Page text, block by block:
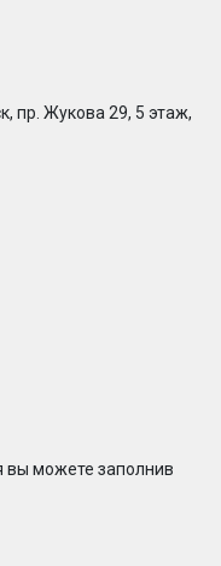
пр. Жукова 29, 5 этаж,
вы можете заполнив